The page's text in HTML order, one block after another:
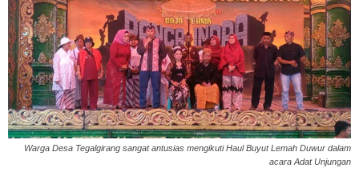
Warga Desa Tegalgirang sangat antusias mengikuti Haul Buyut Lemah Duwur dalam
acara Adat Unjungan